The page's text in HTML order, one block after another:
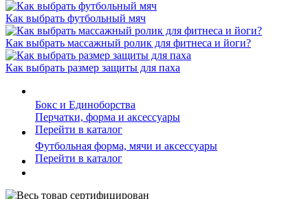
Как выбрать футбольный мяч
Как выбрать массажный ролик для фитнеса и йоги?
Как выбрать размер защиты для паха
Бокс и Единоборства
Перчатки, форма и аксессуары
Перейти в каталог
Футбольная форма, мячи и аксессуары
Перейти в каталог